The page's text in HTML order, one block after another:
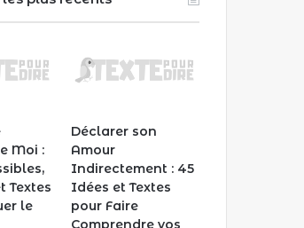
Moi :
Textes
le
Déclarer son
Amour
Indirectement : 45
Idées et Textes
pour Faire
Comprendre vos